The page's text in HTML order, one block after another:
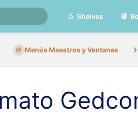
Shelves
Menús Maestros y Ventanas